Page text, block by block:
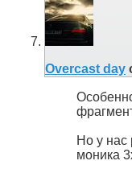
Overcast day
Но у нас
моника